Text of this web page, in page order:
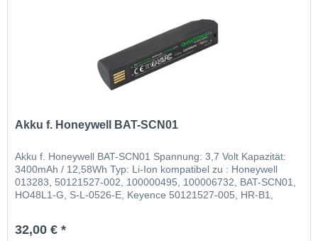
Akku f. Honeywell BAT-SCN01
Akku f. Honeywell BAT-SCN01 Spannung: 3,7 Volt Kapazität:
3400mAh / 12,58Wh Typ: Li-Ion kompatibel zu : Honeywell
013283, 50121527-002, 100000495, 100006732, BAT-SCN01,
HO48L1-G, S-L-0526-E, Keyence 50121527-005, HR-B1,
32,00 € *